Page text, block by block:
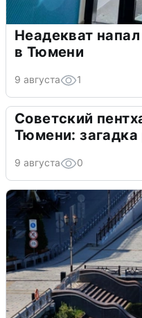
Неадекват
в Тюмени
9 августа 1
Советский
Тюмени:
9 августа 0